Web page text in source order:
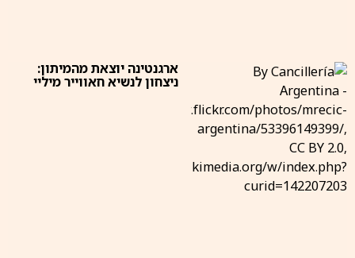
ארגנטינה יוצאת מהמיתון:
ניצחון לנשיא חאווייר מיליי